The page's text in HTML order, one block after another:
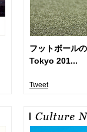
フットボール
Tokyo 201...
Tweet